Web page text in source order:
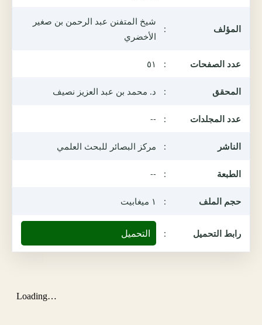
المؤلف :
شيخ المتفنن عبد الرحمن بن صغير
الأخضري
عدد الصفحات : ٥١
المحقق : د. محمد بن عبد العزيز نصيف
عدد المجلدات :
--
الناشر : مركز البصائر للبحث العلمي
الطبعة :
--
حجم الملف : ١ ميغابيت
رابط التحميل : التحميل